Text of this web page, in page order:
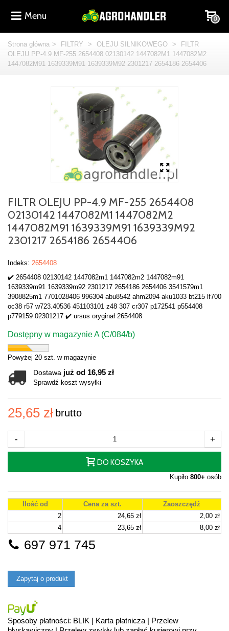
Menu 0
Strona główna > FILTRY > OLEJU SILNIKOWEGO >
FILTR
OLEJU PP-4.9 MF-255 2654408 02130142 1447082M1 1447082M2
1447082M91 1639339M91 1639339M92 2301217 2654186 2654406
FILTR OLEJU PP-4.9 MF-255 2654408
02130142 1447082M1 1447082M2
1447082M91 1639339M91 1639339M92
2301217 2654186 2654406
Indeks: 2654408
✔️ 2654408 02130142 1447082m1 1447082m2 1447082m91
1639339m91 1639339m92 2301217 2654186 2654406 3541579m1
3908825m1 7701028406 996304 abu8542 ahm2094 aku1033 bt215 lf700
oc38 r57 w723.40536 451103101 z48 307 cr307 p172541 p554408
p779159 02301217 ✔️ ursus oryginał 2654408
Dostępny w magazynie A (C/084/b)
Powyżej 20 szt. w magazynie
Dostawa już od 16,95 zł
Sprawdź koszt wysyłki
25,65 zł brutto
- +
DO KOSZYKA
Kupiło 800+ osób
Ilość od Cena za szt.
Zaoszczędź
2
24,65 zł
2,00 zł
4
23,65 zł 8,00 zł
697 971 745
Zapytaj o produkt
Sposoby płatności: BLIK | Karta płatnicza | Przelew